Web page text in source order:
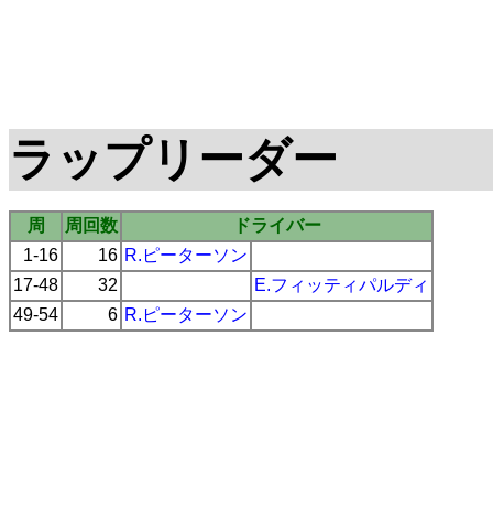
ラップリーダー
周 周回数
ドライバー
1-16
16 R.ピーターソン
17-48
32
E.フィッティパルディ
49-54
6 R.ピーターソン